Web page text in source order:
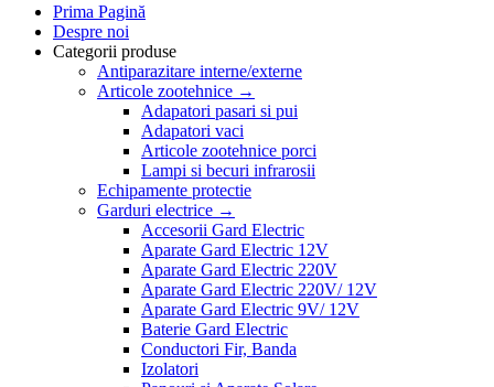
Prima Pagină
Despre noi
Categorii produse
Antiparazitare interne/externe
Articole zootehnice →
Adapatori pasari si pui
Adapatori vaci
Articole zootehnice porci
Lampi si becuri infrarosii
Echipamente protectie
Garduri electrice →
Accesorii Gard Electric
Aparate Gard Electric 12V
Aparate Gard Electric 220V
Aparate Gard Electric 220V/ 12V
Aparate Gard Electric 9V/ 12V
Baterie Gard Electric
Conductori Fir, Banda
Izolatori